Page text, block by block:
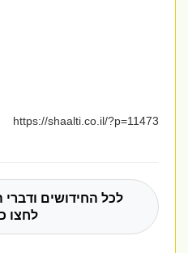
https://shaalti.co.il/?p=11473
לכל החידושים ודברי
לחצו